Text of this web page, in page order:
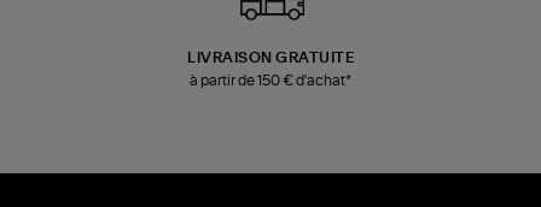
LIVRAISON GRATUITE
à partir de 150 € d'achat*